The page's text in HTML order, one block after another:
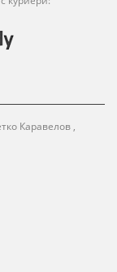
Каравелов ,